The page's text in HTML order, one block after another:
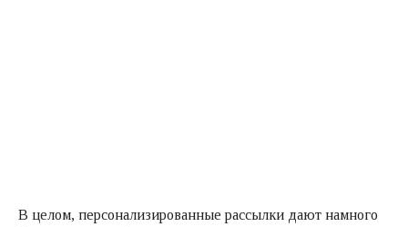
В целом, персонализированные рассылки дают намного